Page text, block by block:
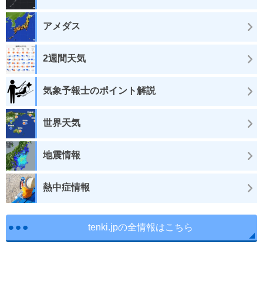
アメダス
2週間天気
気象予報士のポイント解説
世界天気
地震情報
熱中症情報
tenki.jpの全情報はこちら